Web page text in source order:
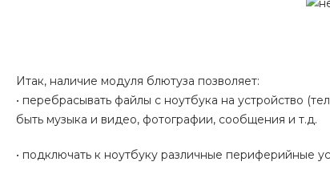
Итак, наличие модуля блютуза позволяет:
• перебрасывать файлы с ноутбука на устройство
быть музыка и видео, фотографии, сообщения и т.д.
• подключать к ноутбуку различные периферийные